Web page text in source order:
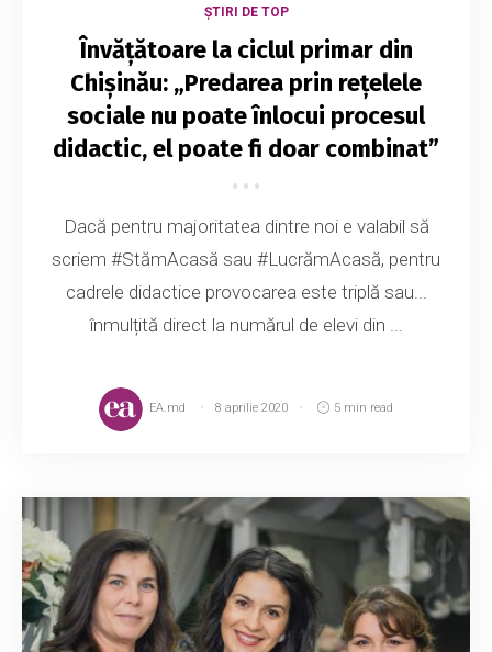
ȘTIRI DE TOP
Învățătoare la ciclul primar din
Chișinău: „Predarea prin rețelele
sociale nu poate înlocui procesul
didactic, el poate fi doar combinat”
Dacă pentru majoritatea dintre noi e valabil să
scriem #StămAcasă sau #LucrămAcasă, pentru
cadrele didactice provocarea este triplă sau...
înmulțită direct la numărul de elevi din ...
EA.md 8 aprilie 2020 5 min read